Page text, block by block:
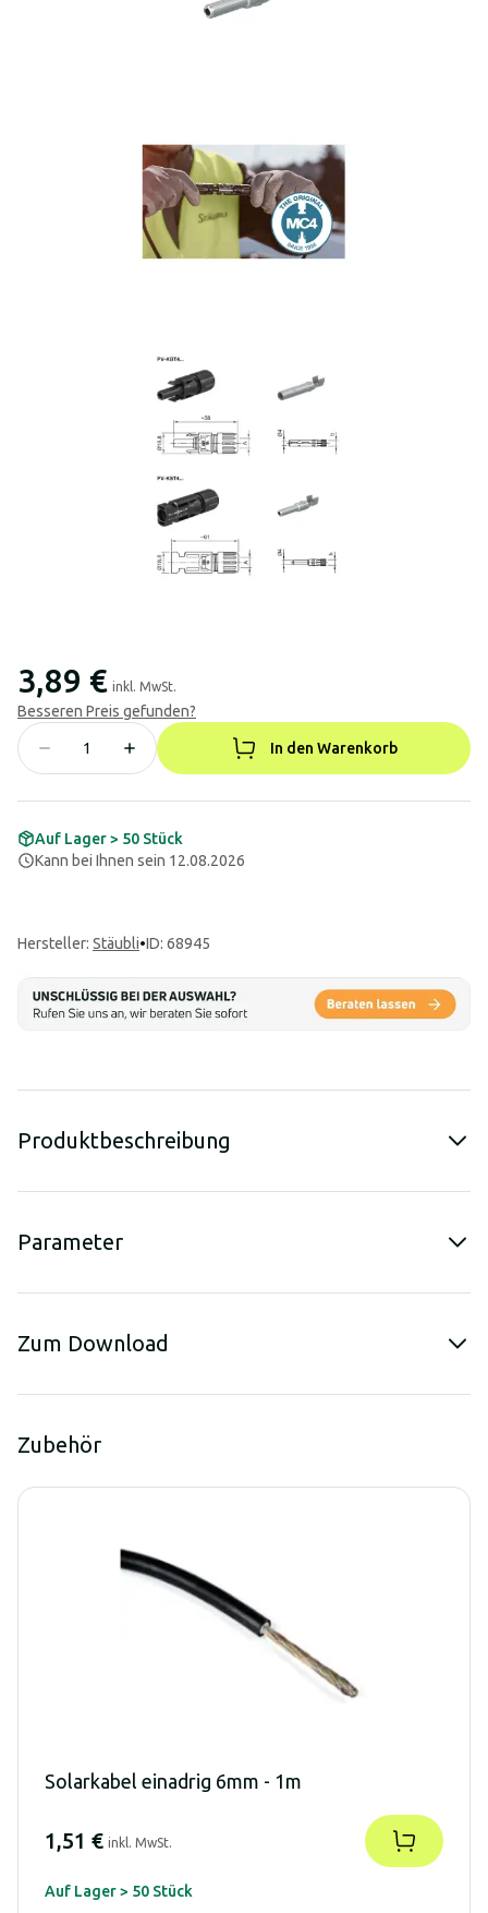
3,89 € inkl. MwSt.
Besseren Preis gefunden?
In den Warenkorb
Auf Lager > 50 Stück
Kann bei Ihnen sein 12.08.2026
Hersteller: Stäubli•ID: 68945
Produktbeschreibung
Parameter
Zum Download
Zubehör
Solarkabel einadrig 6mm - 1m
1,51 € inkl. MwSt.
Auf Lager > 50 Stück